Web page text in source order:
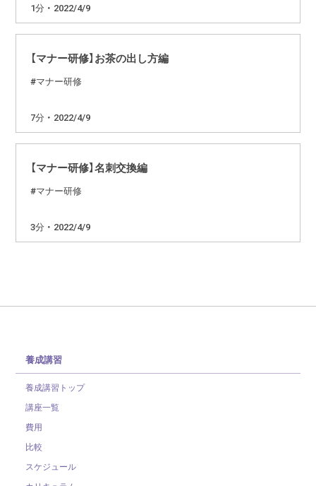
1分 ・ 2022/4/9
【マナー研修】お茶の出し方編
マナー研修
7分 ・ 2022/4/9
【マナー研修】名刺交換編
マナー研修
3分 ・ 2022/4/9
養成講習
養成講習トップ
講座一覧
費用
比較
スケジュール